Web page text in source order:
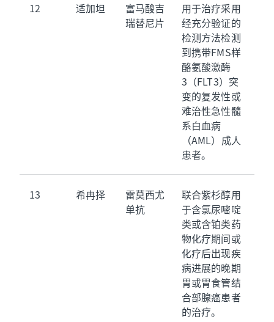
12 适加坦
富马酸吉
瑞替尼片
用于治疗采用
经充分验证的
检测方法检测
到携带FMS样
酪氨酸激酶
3（FLT3）突
变的复发性或
难治性急性髓
系白血病
（AML）成人
患者。
13 希冉择
雷莫西尤
单抗
联合紫杉醇用
于含氯尿嘧啶
类或含铂类药
物化疗期间或
化疗后出现疾
病进展的晚期
胃或胃食管结
合部腺癌患者
的治疗。